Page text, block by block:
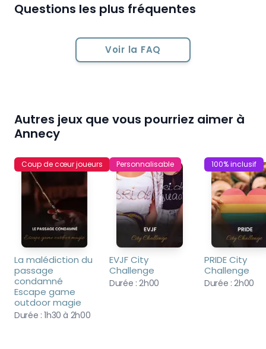
Questions les plus fréquentes
Voir la FAQ
Autres jeux que vous pourriez aimer à
Annecy
Coup de cœur joueurs
La malédiction du
passage
condamné
Escape game
outdoor magie
Durée :1h30 à 2h00
Personnalisable
EVJF City
Challenge
Durée :2h00
100% inclusif
PRIDE City
Challenge
Durée :2h00